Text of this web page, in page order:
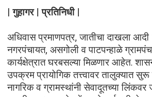
| गुहागर | प्रतिनिधी |
अधिवास प्रमाणपत्र, जातीचा दाखला
नगरपंचायत, असगोली व पाटपन्हाळे
कार्यक्षेत्रात घरबसल्या मिळणार आहेत.
उपक्रम प्रायोगिक तत्त्वावर तालुक्यात
नागरिक व ग्रामस्थांनी सेवादूतच्या